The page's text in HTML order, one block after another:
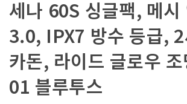
세나 60S 싱글팩, 메시
3.0, IPX7 방수 등급,
카돈, 라이드 글로우
01 블루투스